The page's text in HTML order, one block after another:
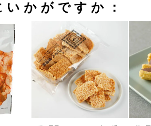
いかがですか：